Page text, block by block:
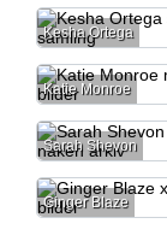
Kesha Ortega
Katie Monroe
Sarah Shevon
Ginger Blaze